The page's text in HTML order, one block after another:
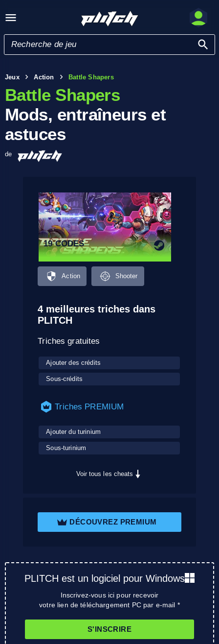
Jeux Action Battle Shapers
Battle Shapers
Mods, entraîneurs et
astuces
de
19 CODES
Action Shooter
4 meilleures triches dans
PLITCH
Triches gratuites
Ajouter des crédits
Sous-crédits
Triches PREMIUM
Ajouter du turinium
Sous-turinium
Voir tous les cheats
DÉCOUVREZ PREMIUM
PLITCH est un logiciel pour Windows
Inscrivez-vous ici pour recevoir
votre lien de téléchargement PC par e-mail *
S'INSCRIRE